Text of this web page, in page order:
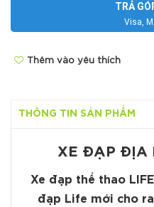
TRẢ
Visa,
Thêm vào yêu thích
THÔNG TIN SẢN PHẨM
XE ĐẠP ĐỊA
Xe đạp thể thao
đạp Life mới cho